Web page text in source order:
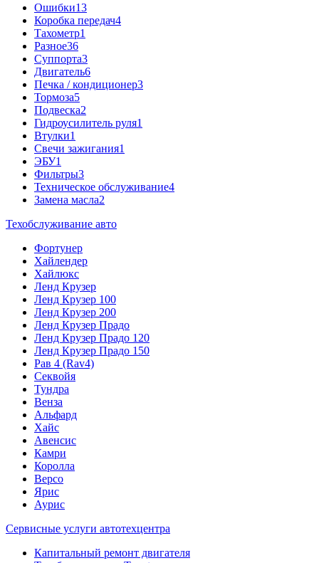
Ошибки13
Коробка передач4
Тахометр1
Разное36
Cуппорта3
Двигатель6
Печка / кондиционер3
Тормоза5
Подвеска2
Гидроусилитель руля1
Втулки1
Свечи зажигания1
ЭБУ1
Фильтры3
Техническое обслуживание4
Замена масла2
Техобслуживание авто
Фортунер
Хайлендер
Хайлюкс
Ленд Крузер
Ленд Крузер 100
Ленд Крузер 200
Ленд Крузер Прадо
Ленд Крузер Прадо 120
Ленд Крузер Прадо 150
Рав 4 (Rav4)
Секвойя
Тундра
Венза
Альфард
Хайс
Авенсис
Камри
Королла
Версо
Ярис
Аурис
Сервисные услуги автотехцентра
Капитальный ремонт двигателя